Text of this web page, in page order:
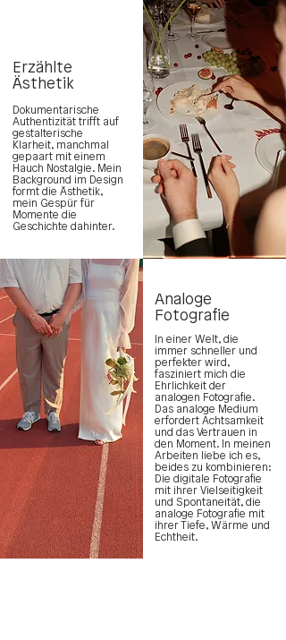
Erzählte
Ästhetik
Dokumentarische
Authentizität trifft auf
gestalterische
Klarheit, manchmal
gepaart mit einem
Hauch Nostalgie. Mein
Background im Design
formt die Ästhetik,
mein Gespür für
Momente die
Geschichte dahinter.
Analoge
Fotografie
In einer Welt, die
immer schneller und
perfekter wird,
fasziniert mich die
Ehrlichkeit der
analogen Fotografie.
Das analoge Medium
erfordert Achtsamkeit
und das Vertrauen in
den Moment. In meinen
Arbeiten liebe ich es,
beides zu kombinieren:
Die digitale Fotografie
mit ihrer Vielseitigkeit
und Spontaneität, die
analoge Fotografie mit
ihrer Tiefe, Wärme und
Echtheit.